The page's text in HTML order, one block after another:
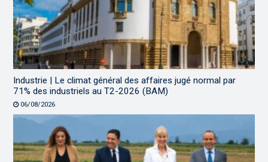
Industrie | Le climat général des affaires jugé normal par
71% des industriels au T2-2026 (BAM)
06/08/2026